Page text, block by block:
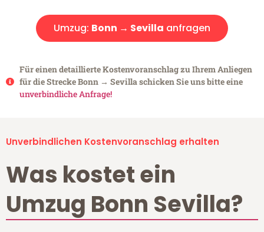
Umzug: Bonn → Sevilla anfragen
Für einen detaillierte Kostenvoranschlag zu Ihrem Anliegen
für die Strecke Bonn → Sevilla schicken Sie uns bitte eine
unverbindliche Anfrage!
Unverbindlichen Kostenvoranschlag erhalten
Was kostet ein
Umzug Bonn Sevilla?